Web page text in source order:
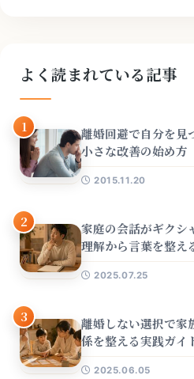
よく読まれている記事
1
離婚回避で自分を見
小さな改善の始め方
2015.11.20
2
家庭の会話がギクシ
理解から言葉を整え
2025.07.25
3
離婚しない選択で家
係を整える実践ガイ
2025.06.05